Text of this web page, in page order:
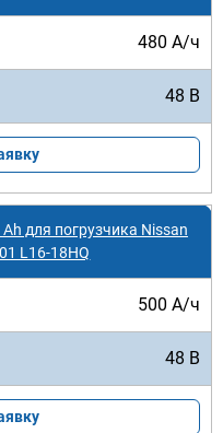
480 А/ч
48 В
для погрузчика Nissan
L16-18HQ
500 А/ч
48 В